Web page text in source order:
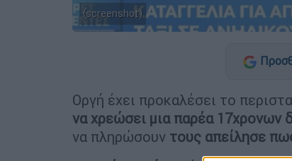
(screenshot)
Οργή έχει προκαλέσει το
να χρεώσει μια παρέα 17χρονων
να πληρώσουν τους απείλησε